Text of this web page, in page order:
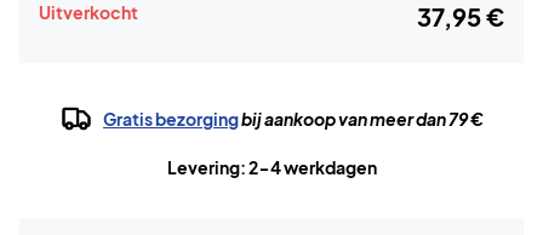
Uitverkocht 37,95 €
Gratis bezorgingbij aankoop van meer dan 79 €
Levering: 2-4 werkdagen